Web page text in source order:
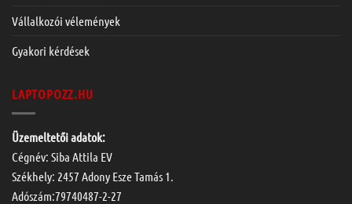
Vállalkozói vélemények
Gyakori kérdések
LAPTOPOZZ.HU
Üzemeltetői adatok:
Cégnév: Siba Attila EV
Székhely: 2457 Adony Esze Tamás 1.
Adószám:79740487-2-27